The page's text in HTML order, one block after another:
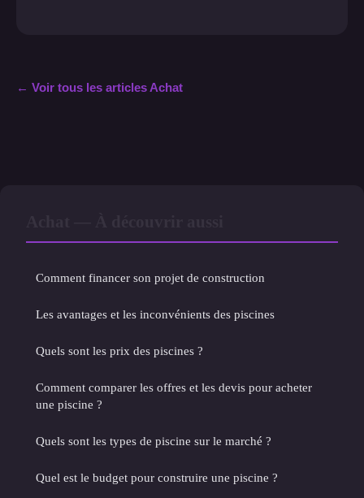
← Voir tous les articles Achat
Comment financer son projet de construction
Les avantages et les inconvénients des piscines
Quels sont les prix des piscines ?
Comment comparer les offres et les devis pour acheter
une piscine ?
Quels sont les types de piscine sur le marché ?
Quel est le budget pour construire une piscine ?